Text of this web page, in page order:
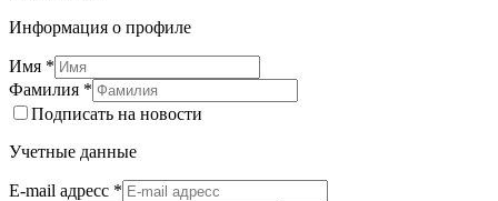
Информация о профиле
Имя *
Фамилия *
Подписать на новости
Учетные данные
E-mail адресс *